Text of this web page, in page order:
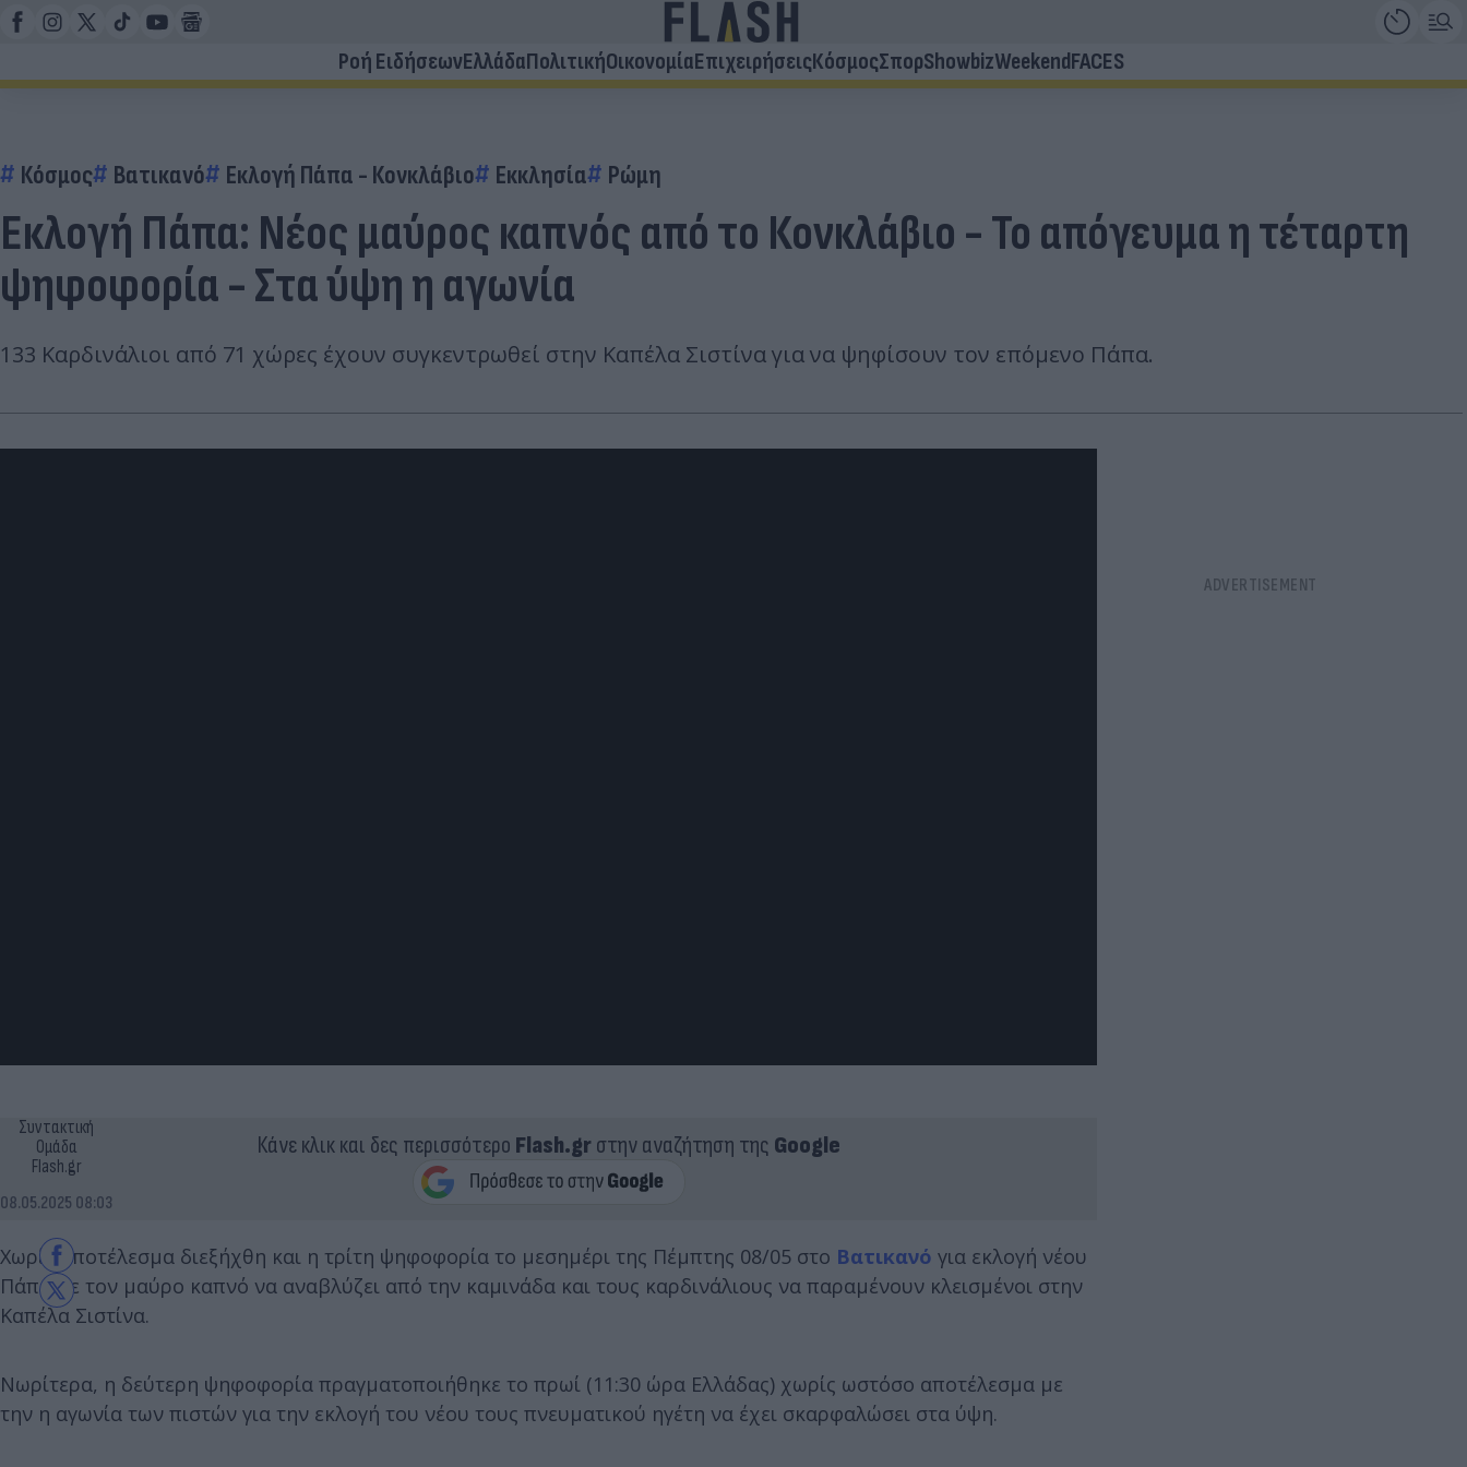
Ροή ΕιδήσεωνΕλλάδαΠολιτικήΟικονομίαΕπιχειρήσειςΚόσμοςΣπορShowbizWeekendFACES
Κόσμος Βατικανό Εκλογή Πάπα - Κονκλάβιο Εκκλησία Ρώμη
Εκλογή Πάπα: Νέος μαύρος καπνός από το Κονκλάβιο - Το απόγευμα η τέταρτη
ψηφοφορία - Στα ύψη η αγωνία
133 Καρδινάλιοι από 71 χώρες έχουν συγκεντρωθεί στην Καπέλα Σιστίνα για να ψηφίσουν τον επόμενο Πάπα.
Συντακτική
Ομάδα
Flash.gr
08.05.2025 08:03
Κάνε κλικ και δες περισσότερο Flash.grστην αναζήτηση της Google
Χωρίς αποτέλεσμα διεξήχθη και η τρίτη ψηφοφορία το μεσημέρι της Πέμπτης 08/05 στο Βατικανό για εκλογή νέου
Πάπα με τον μαύρο καπνό να αναβλύζει από την καμινάδα και τους καρδινάλιους να παραμένουν κλεισμένοι στην
Καπέλα Σιστίνα.
Νωρίτερα, η δεύτερη ψηφοφορία πραγματοποιήθηκε το πρωί (11:30 ώρα Ελλάδας) χωρίς ωστόσο αποτέλεσμα με
την η αγωνία των πιστών για την εκλογή του νέου τους πνευματικού ηγέτη να έχει σκαρφαλώσει στα ύψη.